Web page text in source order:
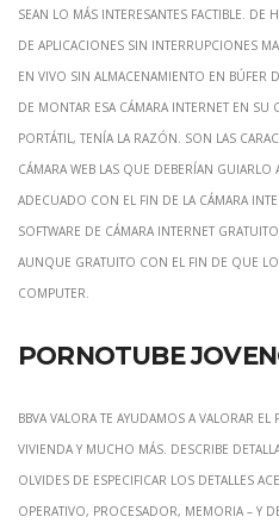
sean lo más interesantes factible.
de aplicaciones sin interrupciones
en vivo sin almacenamiento en búfer
de montar esa cámara internet en
portátil, tenía la razón. Son las
cámara web las que deberían
adecuado con el fin de la cámara
software de cámara internet
aunque gratuito con el fin de que lo
Computer.
Pornotube
BBVA Valora Te ayudamos a valorar
vivienda y mucho más. Describe
olvides de especificar los detalles
operativo, procesador, memoria – y